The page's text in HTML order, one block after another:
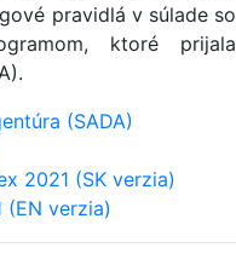
pravidlá v súlade so
ktoré prijala
(SADA)
2021 (SK verzia)
verzia)